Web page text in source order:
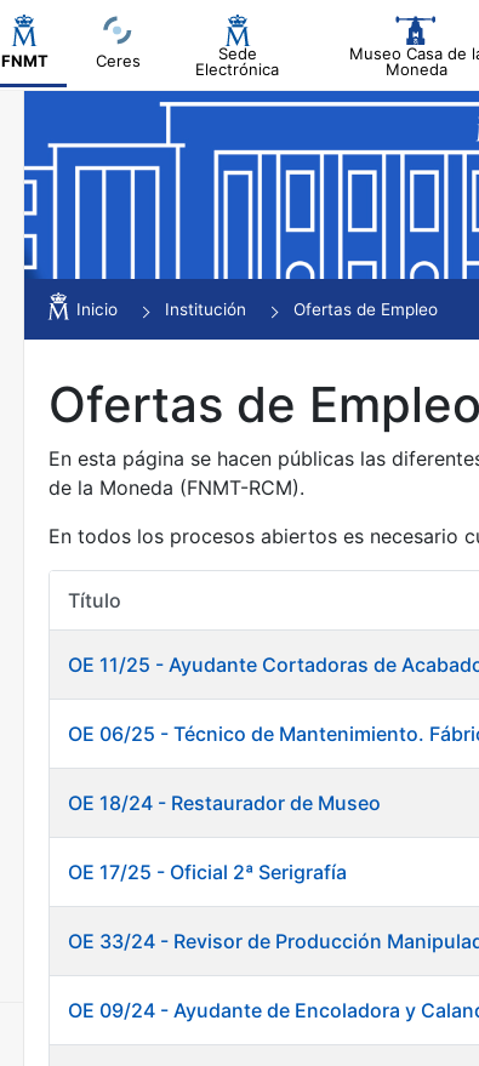
FNMT Ceres
Sede
Electrónica
Museo Casa de
Moneda
Mostrar/Ocultar
Mostrar/Ocultar
Mostrar/Ocultar
Mostrar/Ocultar
Mostrar/Ocultar
Mostrar/Ocultar
Mostrar/Ocultar
Inicio Institución Ofertas de Empleo
Ofertas de
En esta página se hacen públicas las
de la Moneda (FNMT-RCM).
En todos los procesos abiertos es necesario
Título
OE 11/25 - Ayudante Cortadoras de
OE 06/25 - Técnico de Mantenimiento.
OE 18/24 - Restaurador de Museo
OE 17/25 - Oficial 2ª Serigrafía
OE 33/24 - Revisor de Producción
OE 09/24 - Ayudante de Encoladora y